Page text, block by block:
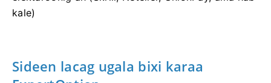
(dakhliga) waxaad kala bixi kartaa boorso kasta oo